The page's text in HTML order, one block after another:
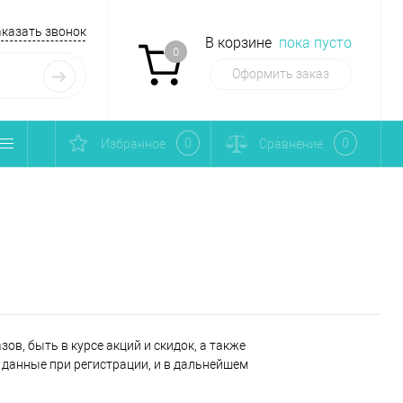
звонок
0
В корзине пока пусто
Оформить заказ
Избранное 0 Сравнение 0
быть в курсе акций и скидок, а также
при регистрации, и в дальнейшем